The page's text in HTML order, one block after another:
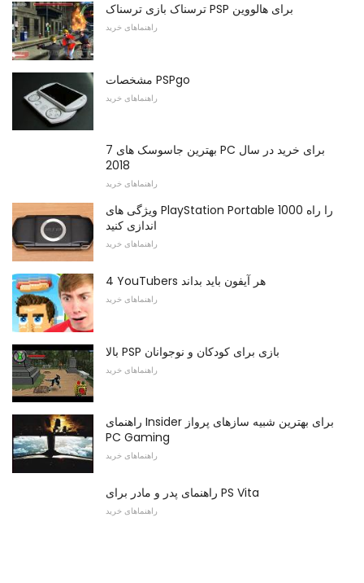
ترسناک بازی ترسناک PSP برای هالووین
راهنماهای خرید
مشخصات PSPgo
راهنماهای خرید
7 بهترین جاسوسک های PC برای خرید در سال
2018
راهنماهای خرید
ویژگی های PlayStation Portable 1000 را راه
اندازی کنید
راهنماهای خرید
4 YouTubers هر آیفون باید بداند
راهنماهای خرید
بالا PSP بازی برای کودکان و نوجوانان
راهنماهای خرید
راهنمای Insider برای بهترین شبیه سازهای پرواز
PC Gaming
راهنماهای خرید
راهنمای پدر و مادر برای PS Vita
راهنماهای خرید